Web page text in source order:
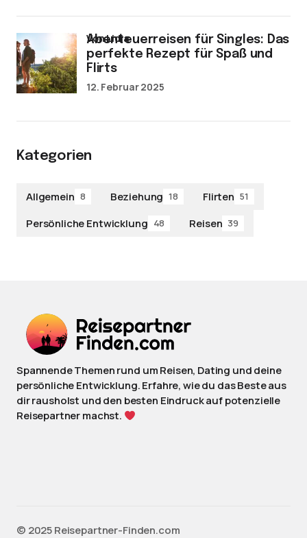
Abenteuerreisen für Singles: Das
perfekte Rezept für Spaß und
Flirts
von Lidia
12. Februar 2025
Kategorien
Allgemein 8 Beziehung 18 Flirten 51
Persönliche Entwicklung 48 Reisen 39
Spannende Themen rund um Reisen, Dating und deine
persönliche Entwicklung. Erfahre, wie du das Beste aus
dir rausholst und den besten Eindruck auf potenzielle
Reisepartner machst.
©️ 2025 Reisepartner-Finden.com